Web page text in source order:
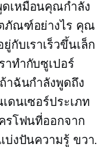
เหมือนคุณกำลัง
ภัณฑ์อย่างไร คุณ
กับเราเร็วขึ้นเล็ก
าทำกับซูเปอร์
าฉันกำลังพูดถึง
ดนเซอร์ประเภท
รโฟนที่ออกจาก
บ่งปันความรู้ ขวา.